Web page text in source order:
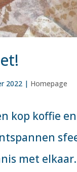
2022 | Homepage
kop koffie
met